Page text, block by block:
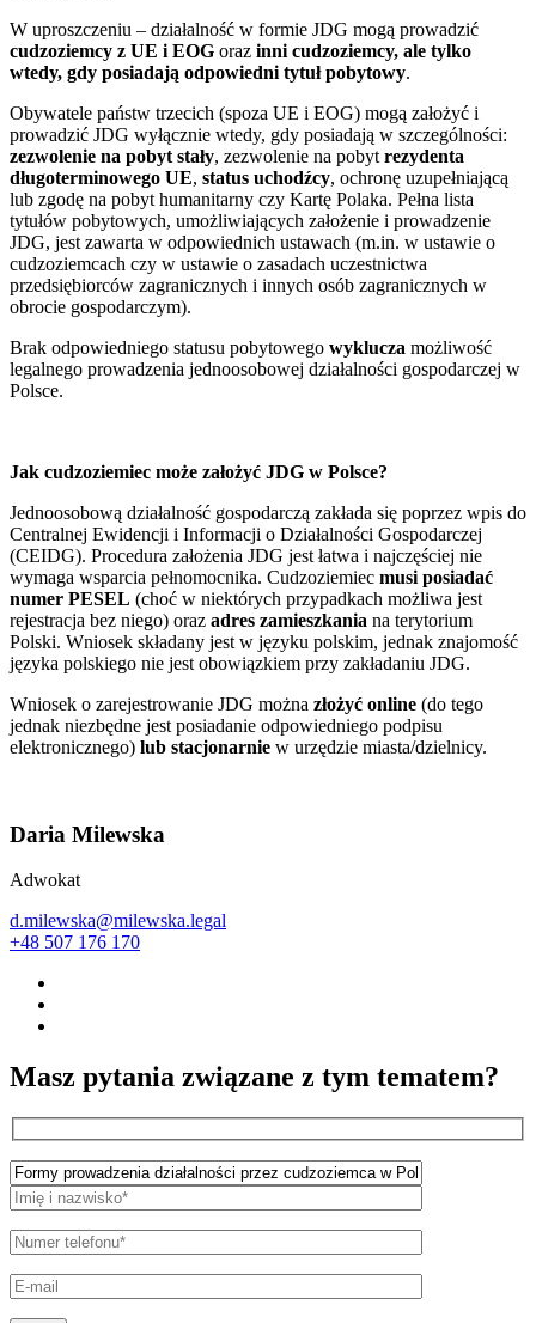
W uproszczeniu – działalność w formie JDG mogą prowadzić
cudzoziemcy z UE i EOG oraz inni cudzoziemcy, ale tylko
wtedy, gdy posiadają odpowiedni tytuł pobytowy.
Obywatele państw trzecich (spoza UE i EOG) mogą założyć i
prowadzić JDG wyłącznie wtedy, gdy posiadają w szczególności:
zezwolenie na pobyt stały, zezwolenie na pobyt rezydenta
długoterminowego UE, status uchodźcy, ochronę uzupełniającą
lub zgodę na pobyt humanitarny czy Kartę Polaka. Pełna lista
tytułów pobytowych, umożliwiających założenie i prowadzenie
JDG, jest zawarta w odpowiednich ustawach (m.in. w ustawie o
cudzoziemcach czy w ustawie o zasadach uczestnictwa
przedsiębiorców zagranicznych i innych osób zagranicznych w
obrocie gospodarczym).
Brak odpowiedniego statusu pobytowego wyklucza możliwość
legalnego prowadzenia jednoosobowej działalności gospodarczej w
Polsce.
Jak cudzoziemiec może założyć JDG w Polsce?
Jednoosobową działalność gospodarczą zakłada się poprzez wpis do
Centralnej Ewidencji i Informacji o Działalności Gospodarczej
(CEIDG). Procedura założenia JDG jest łatwa i najczęściej nie
wymaga wsparcia pełnomocnika. Cudzoziemiec musi posiadać
numer PESEL (choć w niektórych przypadkach możliwa jest
rejestracja bez niego) oraz adres zamieszkania na terytorium
Polski. Wniosek składany jest w języku polskim, jednak znajomość
języka polskiego nie jest obowiązkiem przy zakładaniu JDG.
Wniosek o zarejestrowanie JDG można złożyć online (do tego
jednak niezbędne jest posiadanie odpowiedniego podpisu
elektronicznego) lub stacjonarnie w urzędzie miasta/dzielnicy.
Daria Milewska
Adwokat
d.milewska@milewska.legal
+48 507 176 170
Masz pytania związane z tym tematem?